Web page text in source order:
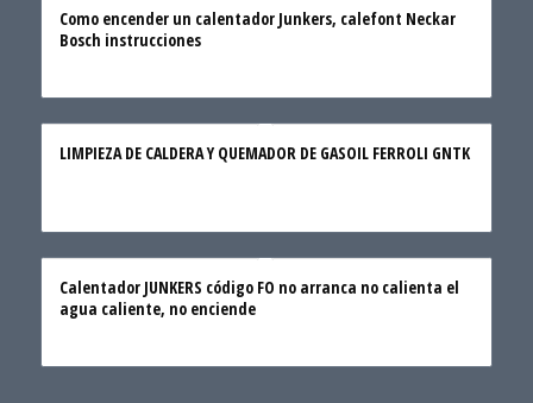
Como encender un calentador Junkers, calefont Neckar
Bosch instrucciones
LIMPIEZA DE CALDERA Y QUEMADOR DE GASOIL FERROLI GNTK
Calentador JUNKERS código FO no arranca no calienta el
agua caliente, no enciende